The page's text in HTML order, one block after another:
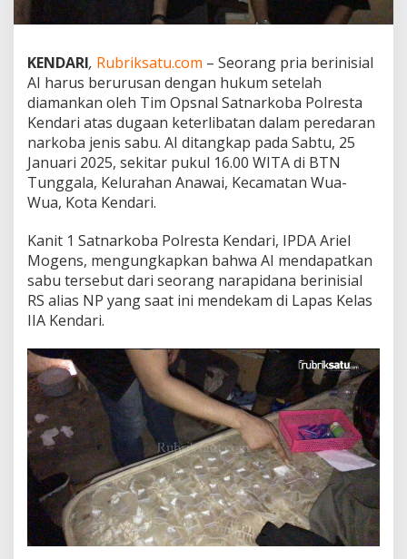
a
r
o
b
a
d
i
K
e
n
d
a
i
,
A
m
a
a
n
3
0
P
a
k
e
t
S
a
b
u
KENDARI, Rubriksatu.com – Seorang pria berinisial
AI harus berurusan dengan hukum setelah
diamankan oleh Tim Opsnal Satnarkoba Polresta
Kendari atas dugaan keterlibatan dalam peredaran
narkoba jenis sabu. AI ditangkap pada Sabtu, 25
Januari 2025, sekitar pukul 16.00 WITA di BTN
Tunggala, Kelurahan Anawai, Kecamatan Wua-
Wua, Kota Kendari.
Kanit 1 Satnarkoba Polresta Kendari, IPDA Ariel
Mogens, mengungkapkan bahwa AI mendapatkan
sabu tersebut dari seorang narapidana berinisial
RS alias NP yang saat ini mendekam di Lapas Kelas
IIA Kendari.